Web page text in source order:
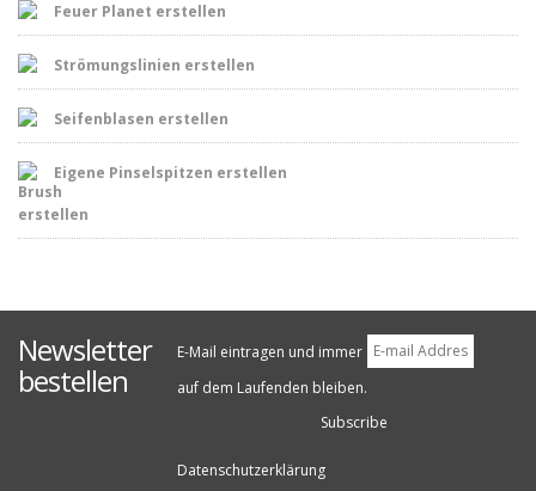
Feuer Planet erstellen
Strömungslinien erstellen
Seifenblasen erstellen
Eigene Pinselspitzen erstellen
Newsletter
bestellen
E-Mail eintragen und immer
auf dem Laufenden bleiben.
Datenschutzerklärung